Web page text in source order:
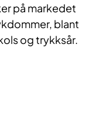
på markedet
blant
og trykksår.